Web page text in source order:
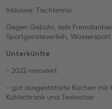
Inklusive: Tischtennis
Gegen Gebühr, teils
Sportgeräteverleih, Wassersport
Unterkünfte
- 2022 renoviert
- gut ausgestattete Küchen mit
Kühlschrank und Teekocher